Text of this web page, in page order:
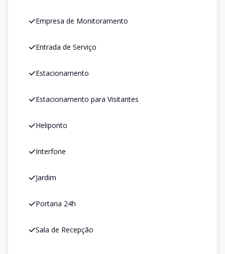
Empresa de Monitoramento
Entrada de Serviço
Estacionamento
Estacionamento para Visitantes
Heliponto
Interfone
Jardim
Portaria 24h
Sala de Recepção